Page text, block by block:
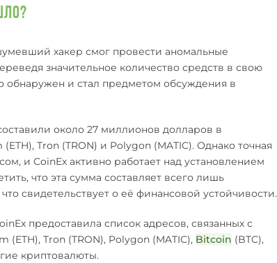
хакер смог провести аномальные
значительное количество средств в свою
обнаружен и стал предметом обсуждения в
около 27 миллионов долларов в
Tron (TRON) и Polygon (MATIC). Однако точная
и CoinEx активно работает над установлением
что эта сумма составляет всего лишь
свидетельствует о её финансовой устойчивости.
предоставила список адресов, связанных с
Tron (TRON), Polygon (MATIC), Bitcoin (BTC),
криптовалюты.